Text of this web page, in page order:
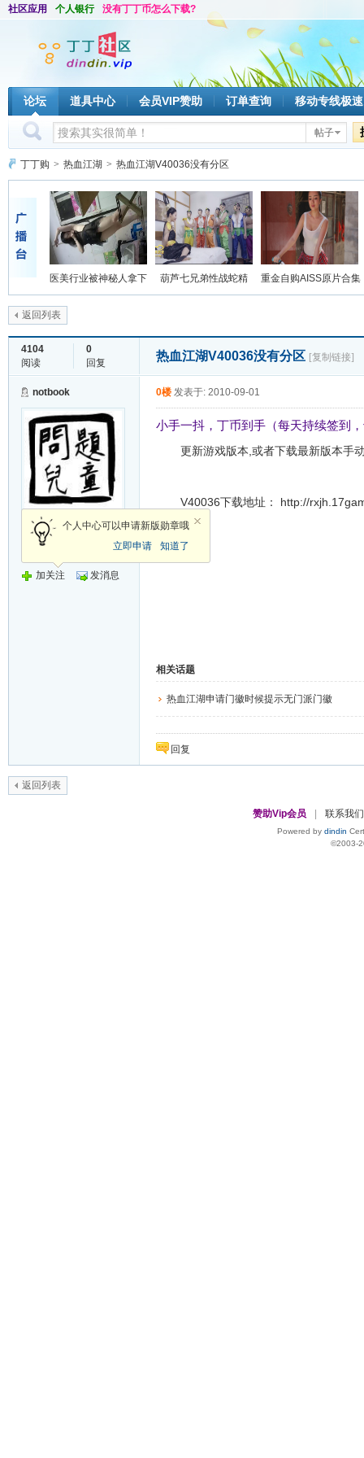
社区应用 个人银行 没有丁丁币怎么下载?
论坛 道具中心 会员VIP赞助 订单查询 移动专线极速
帖子
丁丁购 > 热血江湖 > 热血江湖V40036没有分区
医美行业被神秘人拿下 葫芦七兄弟性战蛇精 重金自购AISS原片合集
返回列表
4104
阅读
0
回复
热血江湖V40036没有分区 [复制链接]
notbook
荣誉会员 个人中心可以申请新版勋章哦
立即申请
知道了
加关注
发消息
0楼 发表于: 2010-09-01
小手一抖，丁币到手（每天持续签到
更新游戏版本,或者下载最新版本手
V40036下载地址： http://
相关话题
热血江湖申请门徽时候提示无门派门徽
回复
返回列表
赞助Vip会员 联系我们
Powered by dindin
©2003-